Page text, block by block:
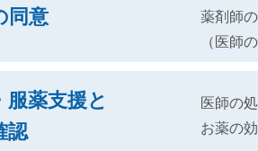
同意
薬剤師
（医師
服薬支援と
認
医師の
お薬の